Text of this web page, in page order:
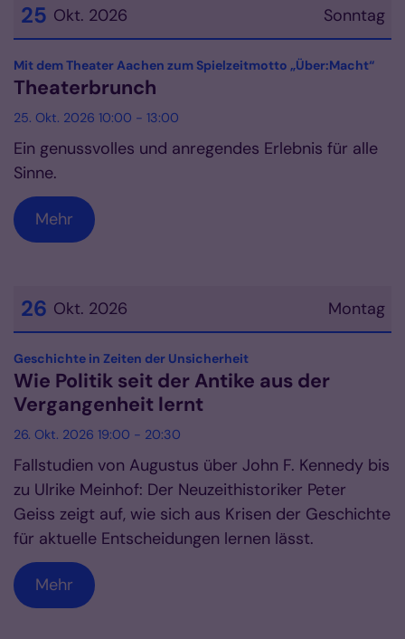
Sonntag
25 Okt. 2026
Datum: 25. Oktober 2026
Mit dem Theater Aachen zum Spielzeitmotto „Über:Macht“:
Theaterbrunch
25. Okt. 2026 10:00 - 13:00
Ein genussvolles und anregendes Erlebnis für alle
Sinne.
Mehr
Montag
26 Okt. 2026
Datum: 26. Oktober 2026
Geschichte in Zeiten der Unsicherheit:
Wie Politik seit der Antike aus der
Vergangenheit lernt
26. Okt. 2026 19:00 - 20:30
Fallstudien von Augustus über John F. Kennedy bis
zu Ulrike Meinhof: Der Neuzeithistoriker Peter
Geiss zeigt auf, wie sich aus Krisen der Geschichte
für aktuelle Entscheidungen lernen lässt.
Mehr